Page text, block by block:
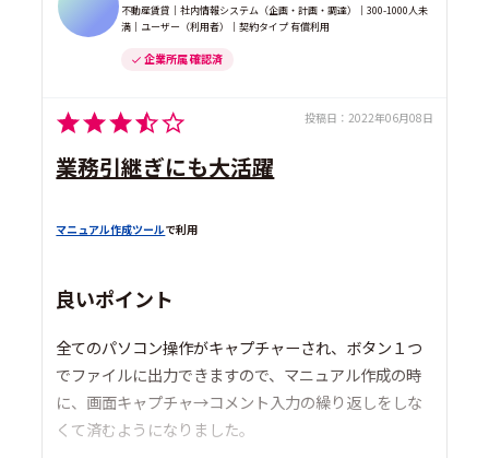
不動産賃貸｜社内情報システム（企画・計画・調達）｜300-1000人未
満｜ユーザー（利用者）｜契約タイプ 有償利用
企業所属 確認済
投稿日： 2022年06月08日
業務引継ぎにも大活躍
マニュアル作成ツールで利用
良いポイント
全てのパソコン操作がキャプチャーされ、ボタン１つ
でファイルに出力できますので、マニュアル作成の時
に、画面キャプチャ→コメント入力の繰り返しをしな
くて済むようになりました。